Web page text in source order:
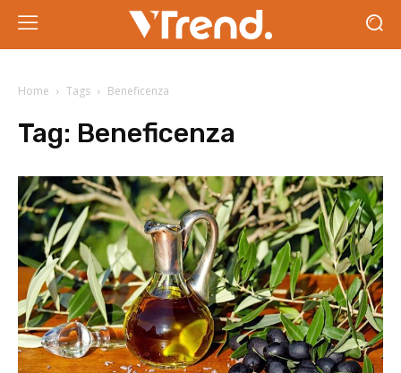
Home Tags Beneficenza
Tag: Beneficenza